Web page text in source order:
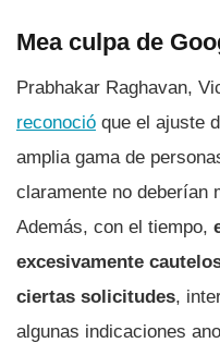
Mea culpa de
Prabhakar Raghavan,
reconoció que el ajuste
amplia gama de
claramente no deberían
Además, con el tiempo,
excesivamente
ciertas solicitudes,
algunas indicaciones